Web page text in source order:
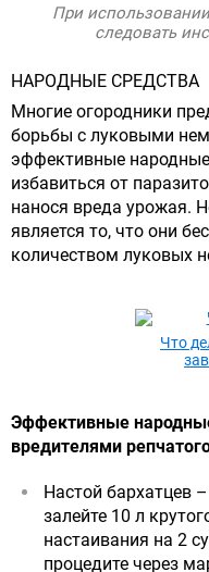
При
следовать
НАРОДНЫЕ СРЕДСТВА
Многие огородники
борьбы с луковыми
эффективные
избавиться от
нанося вреда урожая.
является то, что они
количеством луковых
Что
Эффективные
вредителями
Настой бархатцев
залейте 10 л
настаивания на 2
процедите через